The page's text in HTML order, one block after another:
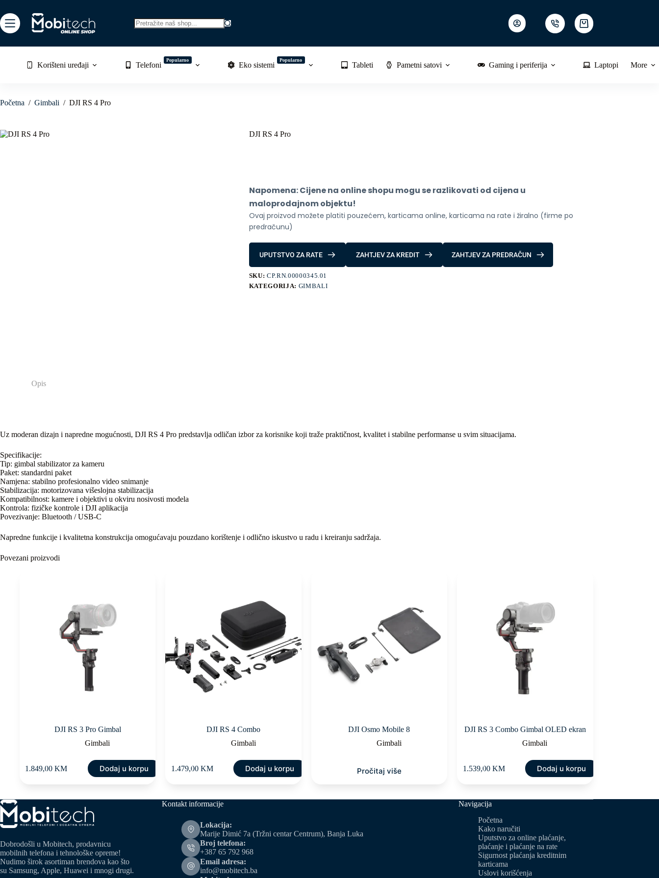
to
content
Shopping
cart
Korišteni uređaji Telefoni
Popularno
Eko sistemi
Popularno
Tableti Pametni satovi Gaming i periferija Laptopi More
Početna / Gimbali / DJI RS 4 Pro
DJI RS 4 Pro
Napomena: Cijene na online shopu mogu se razlikovati od cijena u
maloprodajnom objektu!
Ovaj proizvod možete platiti pouzećem, karticama online, karticama na rate i žiralno (firme po
predračunu)
UPUTSTVO ZA RATE ZAHTJEV ZA KREDIT ZAHTJEV ZA PREDRAČUN
SKU:CP.RN.00000345.01
KATEGORIJA: GIMBALI
Opis
Uz moderan dizajn i napredne mogućnosti, DJI RS 4 Pro predstavlja odličan izbor za korisnike koji traže praktičnost, kvalitet i stabilne performanse u svim situacijama.
Specifikacije:
Tip: gimbal stabilizator za kameru
Paket: standardni paket
Namjena: stabilno profesionalno video snimanje
Stabilizacija: motorizovana višeslojna stabilizacija
Kompatibilnost: kamere i objektivi u okviru nosivosti modela
Kontrola: fizičke kontrole i DJI aplikacija
Povezivanje: Bluetooth / USB-C
Napredne funkcije i kvalitetna konstrukcija omogućavaju pouzdano korištenje i odlično iskustvo u radu i kreiranju sadržaja.
Povezani proizvodi
DJI RS 3 Pro Gimbal
Gimbali
1.849,00KM Dodaj u korpu
DJI RS 4 Combo
Gimbali
1.479,00 KM Dodaj u korpu
DJI Osmo Mobile 8
Gimbali
Pročitaj više
DJI RS 3 Combo Gimbal OLED ekran
Gimbali
1.539,00 KM Dodaj u korpu
Dobrodošli u Mobitech, prodavnicu
mobilnih telefona i tehnološke opreme!
Nudimo širok asortiman brendova kao što
su Samsung, Apple, Huawei i mnogi drugi.
Kontakt informacije
Lokacija:
Marije Dimić 7a (Tržni centar Centrum), Banja Luka
Broj telefona:
+387 65 792 968
Email adresa:
info@mobitech.ba
Navigacija
Početna
Kako naručiti
Uputstvo za online plaćanje,
plaćanje i plaćanje na rate
Sigurnost plaćanja kreditnim
karticama
Uslovi korišćenja